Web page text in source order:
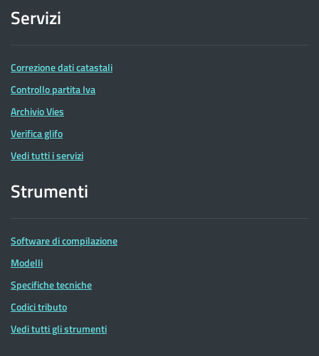
Servizi
Correzione dati catastali
Controllo partita Iva
Archivio Vies
Verifica glifo
Vedi tutti i servizi
Strumenti
Software di compilazione
Modelli
Specifiche tecniche
Codici tributo
Vedi tutti gli strumenti